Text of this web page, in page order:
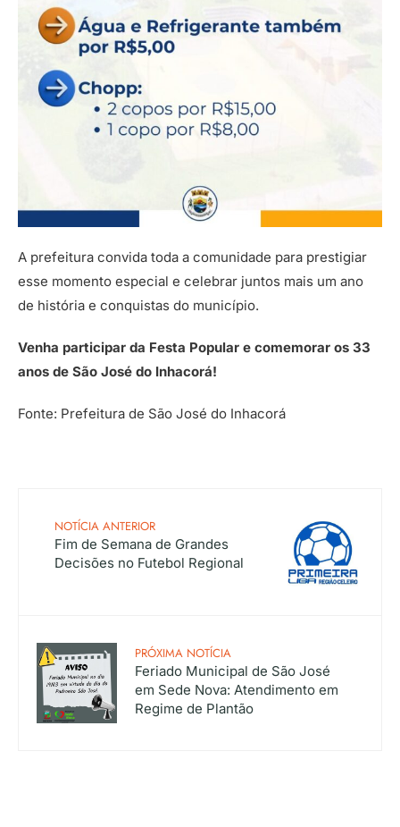
A prefeitura convida toda a comunidade para prestigiar
esse momento especial e celebrar juntos mais um ano
de história e conquistas do município.
Venha participar da Festa Popular e comemorar os 33
anos de São José do Inhacorá!
Fonte: Prefeitura de São José do Inhacorá
NOTÍCIA ANTERIOR
Fim de Semana de Grandes
Decisões no Futebol Regional
PRÓXIMA NOTÍCIA
Feriado Municipal de São José
em Sede Nova: Atendimento em
Regime de Plantão